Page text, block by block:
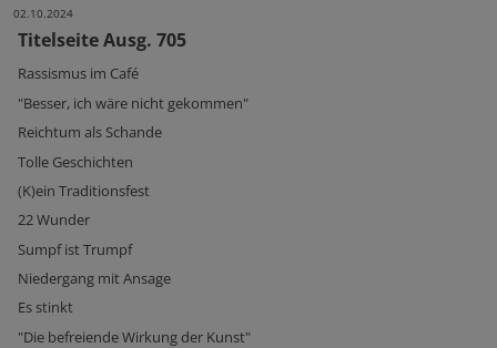
02.10.2024
Titelseite Ausg. 705
Rassismus im Café
"Besser, ich wäre nicht gekommen"
Reichtum als Schande
Tolle Geschichten
(K)ein Traditionsfest
22 Wunder
Sumpf ist Trumpf
Niedergang mit Ansage
Es stinkt
"Die befreiende Wirkung der Kunst"